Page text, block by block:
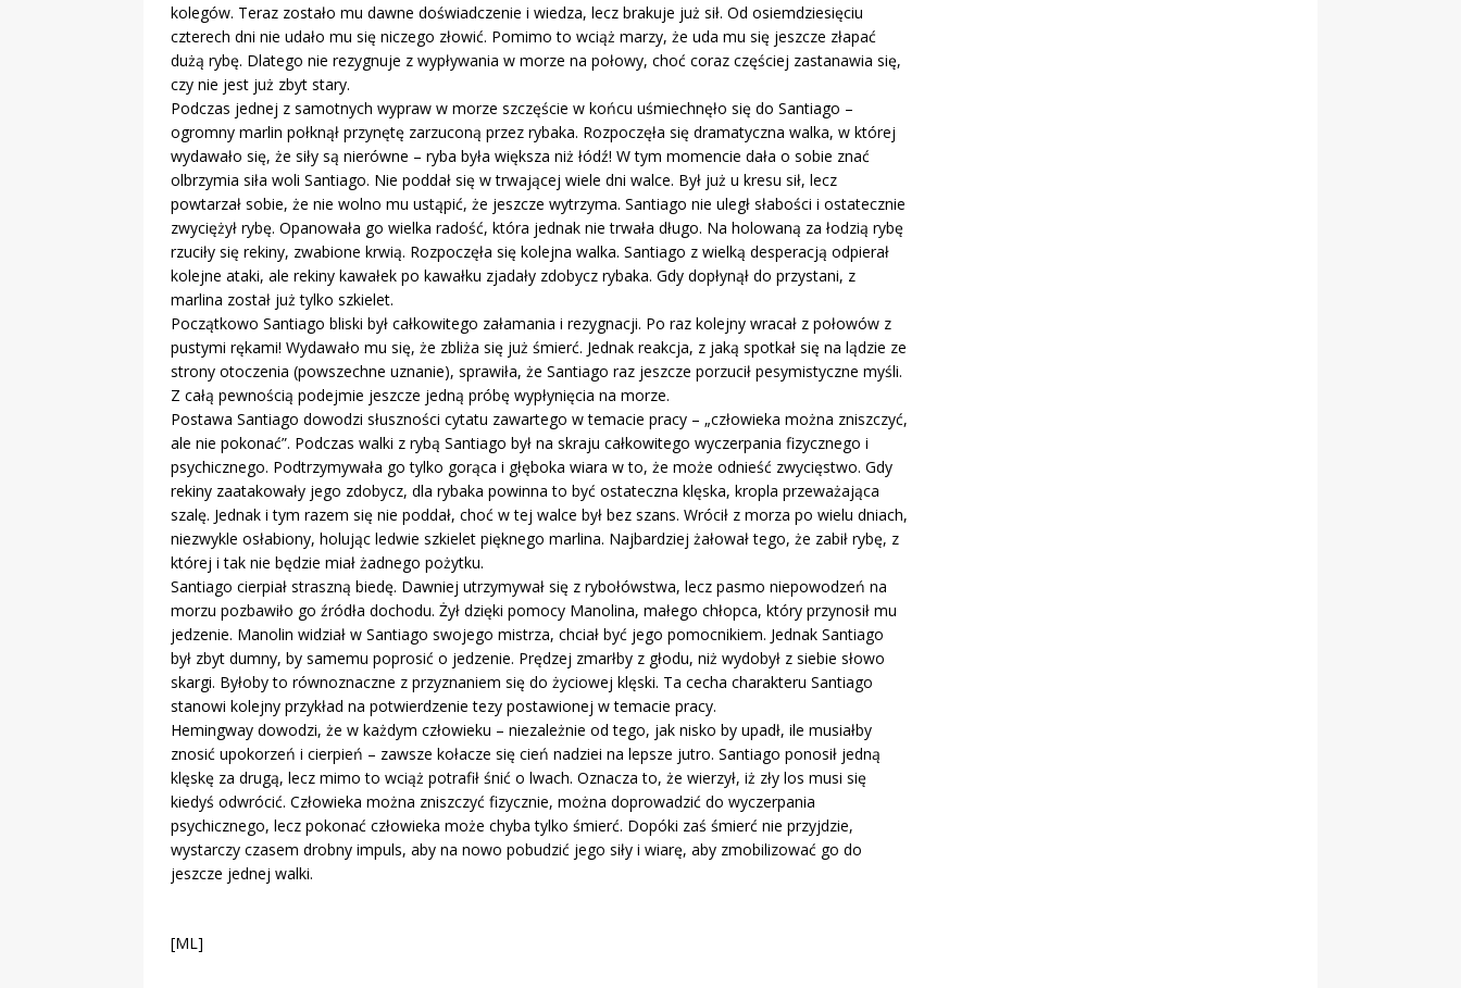
kolegów. Teraz zostało mu dawne doświadczenie i wiedza, lecz brakuje już sił. Od osiemdziesięciu
czterech dni nie udało mu się niczego złowić. Pomimo to wciąż marzy, że uda mu się jeszcze złapać
dużą rybę. Dlatego nie rezygnuje z wypływania w morze na połowy, choć coraz częściej zastanawia się,
czy nie jest już zbyt stary.
Podczas jednej z samotnych wypraw w morze szczęście w końcu uśmiechnęło się do Santiago –
ogromny marlin połknął przynętę zarzuconą przez rybaka. Rozpoczęła się dramatyczna walka, w której
wydawało się, że siły są nierówne – ryba była większa niż łódź! W tym momencie dała o sobie znać
olbrzymia siła woli Santiago. Nie poddał się w trwającej wiele dni walce. Był już u kresu sił, lecz
powtarzał sobie, że nie wolno mu ustąpić, że jeszcze wytrzyma. Santiago nie uległ słabości i ostatecznie
zwyciężył rybę. Opanowała go wielka radość, która jednak nie trwała długo. Na holowaną za łodzią rybę
rzuciły się rekiny, zwabione krwią. Rozpoczęła się kolejna walka. Santiago z wielką desperacją odpierał
kolejne ataki, ale rekiny kawałek po kawałku zjadały zdobycz rybaka. Gdy dopłynął do przystani, z
marlina został już tylko szkielet.
Początkowo Santiago bliski był całkowitego załamania i rezygnacji. Po raz kolejny wracał z połowów z
pustymi rękami! Wydawało mu się, że zbliża się już śmierć. Jednak reakcja, z jaką spotkał się na lądzie ze
strony otoczenia (powszechne uznanie), sprawiła, że Santiago raz jeszcze porzucił pesymistyczne myśli.
Z całą pewnością podejmie jeszcze jedną próbę wypłynięcia na morze.
Postawa Santiago dowodzi słuszności cytatu zawartego w temacie pracy – „człowieka można zniszczyć,
ale nie pokonać”. Podczas walki z rybą Santiago był na skraju całkowitego wyczerpania fizycznego i
psychicznego. Podtrzymywała go tylko gorąca i głęboka wiara w to, że może odnieść zwycięstwo. Gdy
rekiny zaatakowały jego zdobycz, dla rybaka powinna to być ostateczna klęska, kropla przeważająca
szalę. Jednak i tym razem się nie poddał, choć w tej walce był bez szans. Wrócił z morza po wielu dniach,
niezwykle osłabiony, holując ledwie szkielet pięknego marlina. Najbardziej żałował tego, że zabił rybę, z
której i tak nie będzie miał żadnego pożytku.
Santiago cierpiał straszną biedę. Dawniej utrzymywał się z rybołówstwa, lecz pasmo niepowodzeń na
morzu pozbawiło go źródła dochodu. Żył dzięki pomocy Manolina, małego chłopca, który przynosił mu
jedzenie. Manolin widział w Santiago swojego mistrza, chciał być jego pomocnikiem. Jednak Santiago
był zbyt dumny, by samemu poprosić o jedzenie. Prędzej zmarłby z głodu, niż wydobył z siebie słowo
skargi. Byłoby to równoznaczne z przyznaniem się do życiowej klęski. Ta cecha charakteru Santiago
stanowi kolejny przykład na potwierdzenie tezy postawionej w temacie pracy.
Hemingway dowodzi, że w każdym człowieku – niezależnie od tego, jak nisko by upadł, ile musiałby
znosić upokorzeń i cierpień – zawsze kołacze się cień nadziei na lepsze jutro. Santiago ponosił jedną
klęskę za drugą, lecz mimo to wciąż potrafił śnić o lwach. Oznacza to, że wierzył, iż zły los musi się
kiedyś odwrócić. Człowieka można zniszczyć fizycznie, można doprowadzić do wyczerpania
psychicznego, lecz pokonać człowieka może chyba tylko śmierć. Dopóki zaś śmierć nie przyjdzie,
wystarczy czasem drobny impuls, aby na nowo pobudzić jego siły i wiarę, aby zmobilizować go do
jeszcze jednej walki.
[ML]